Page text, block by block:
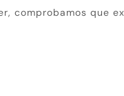
comprobamos que